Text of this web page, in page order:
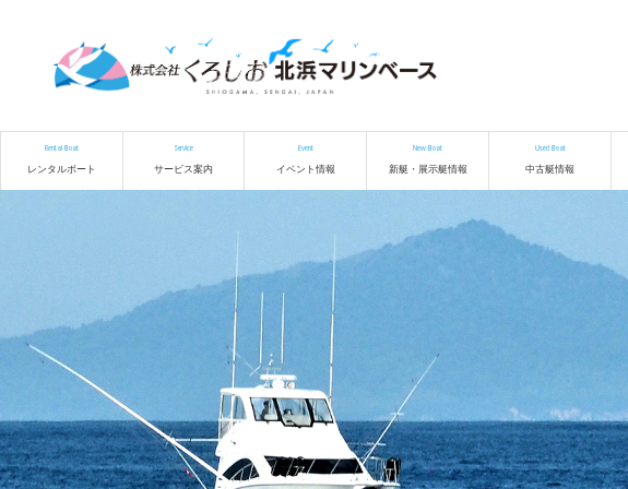
Rental Boat
レンタルボート
Service
サービス案内
Event
イベント情報
New Boat
新艇・展示艇情報
Used Boat
中古艇情報